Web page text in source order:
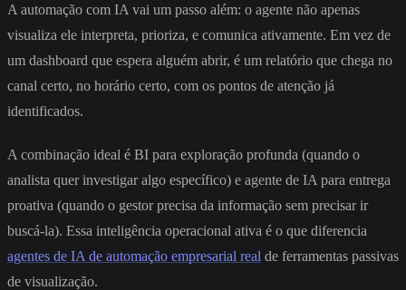
A automação com IA vai um passo além: o agente não apenas
visualiza ele interpreta, prioriza, e comunica ativamente. Em vez de
um dashboard que espera alguém abrir, é um relatório que chega no
canal certo, no horário certo, com os pontos de atenção já
identificados.
A combinação ideal é BI para exploração profunda (quando o
analista quer investigar algo específico) e agente de IA para entrega
proativa (quando o gestor precisa da informação sem precisar ir
buscá-la). Essa inteligência operacional ativa é o que diferencia
agentes de IA de automação empresarial real de ferramentas passivas
de visualização.